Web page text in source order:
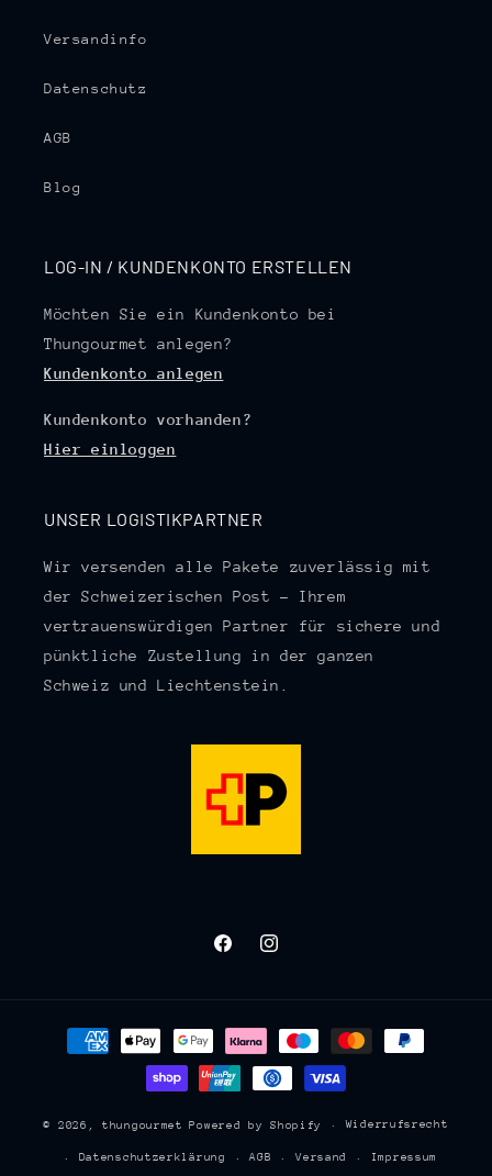
Versandinfo
Datenschutz
AGB
Blog
LOG-IN / KUNDENKONTO ERSTELLEN
Möchten Sie ein Kundenkonto bei
Thungourmet anlegen?
Kundenkonto anlegen
Kundenkonto vorhanden?
Hier einloggen
UNSER LOGISTIKPARTNER
Wir versenden alle Pakete zuverlässig mit
der Schweizerischen Post – Ihrem
vertrauenswürdigen Partner für sichere und
pünktliche Zustellung in der ganzen
Schweiz und Liechtenstein.
FacebookInstagram
Zahlungsmethoden
© 2026,thungourmet Powered by Shopify Widerrufsrecht
Datenschutzerklärung AGB Versand Impressum